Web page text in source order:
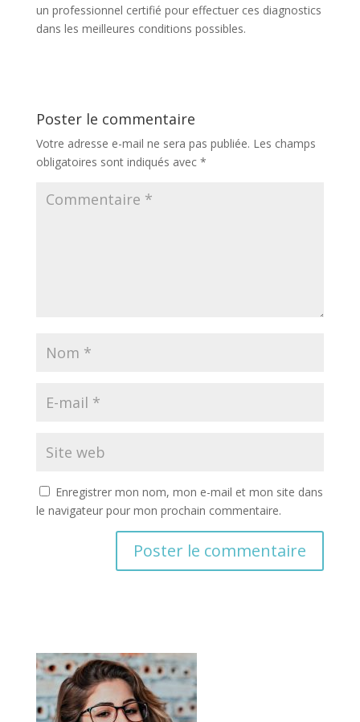
un professionnel certifié pour effectuer ces diagnostics
dans les meilleures conditions possibles.
Poster le commentaire
Votre adresse e-mail ne sera pas publiée. Les champs
obligatoires sont indiqués avec *
Enregistrer mon nom, mon e-mail et mon site dans
le navigateur pour mon prochain commentaire.